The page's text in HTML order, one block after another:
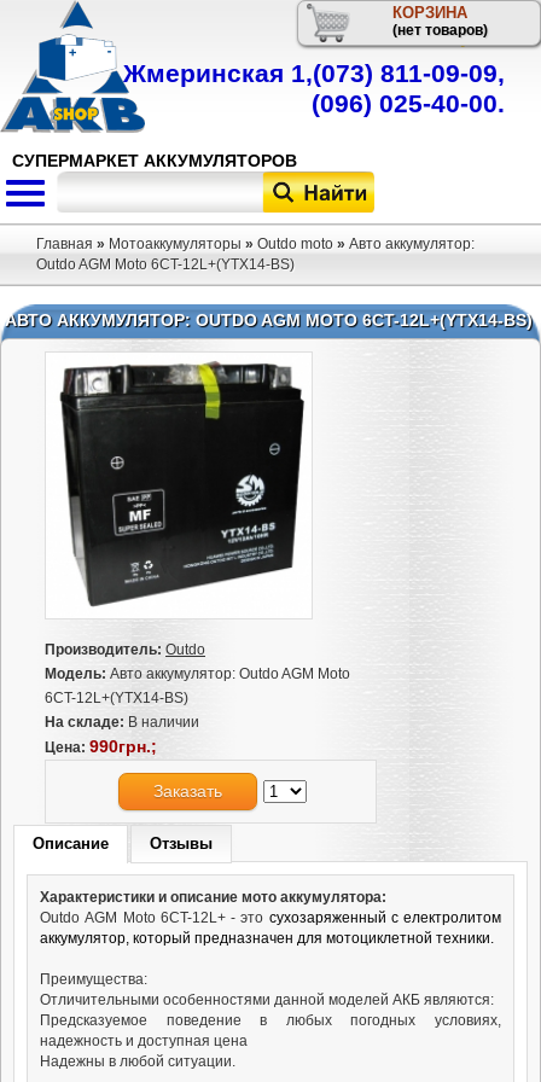
КОРЗИНА
(нет товаров)
СУПЕРМАРКЕТ АККУМУЛЯТОРОВ
Телефон
Жмеринская 1,(073) 811-09-09,
(096) 025-40-00.
Главная » Мотоаккумуляторы » Outdo moto » Авто аккумулятор:
Outdo AGM Moto 6CT-12L+(YTX14-BS)
АВТО АККУМУЛЯТОР: OUTDO AGM MOTO 6CT-12L+(YTX14-BS)
Производитель: Outdo
Модель: Авто аккумулятор: Outdo AGM Moto
6CT-12L+(YTX14-BS)
На складе: В наличии
Цена: 990грн.;
Заказать
Описание Отзывы
Характеристики и описание мото аккумулятора:
OutdoAGM Moto 6CT-12L+-это сухозаряженный с електролитом
аккумулятор, который предназначен для мотоциклетной техники.
Преимущества:
Отличительными особенностями данной моделей АКБ являются:
Предсказуемое поведение в любых погодных условиях,
надежность и доступная цена
Надежны в любой ситуации.